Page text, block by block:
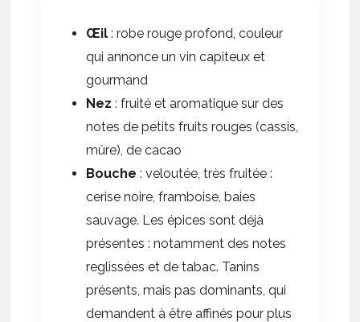
Œil : robe rouge profond, couleur
qui annonce un vin capiteux et
gourmand
Nez : fruité et aromatique sur des
notes de petits fruits rouges (cassis,
mûre), de cacao
Bouche : veloutée, très fruitée :
cerise noire, framboise, baies
sauvage. Les épices sont déjà
présentes : notamment des notes
reglissées et de tabac. Tanins
présents, mais pas dominants, qui
demandent à être affinés pour plus